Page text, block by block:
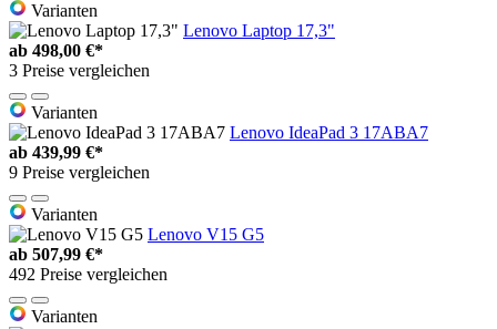
Varianten
Lenovo Laptop 17,3"
ab 498,00 €*
3 Preise vergleichen
Varianten
Lenovo IdeaPad 3 17ABA7
ab 439,99 €*
9 Preise vergleichen
Varianten
Lenovo V15 G5
ab 507,99 €*
492 Preise vergleichen
Varianten